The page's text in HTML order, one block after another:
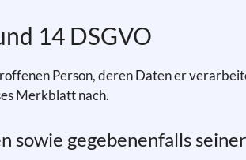
14 DSGVO
Person, deren Daten er
Merkblatt nach.
sowie gegebenenfalls